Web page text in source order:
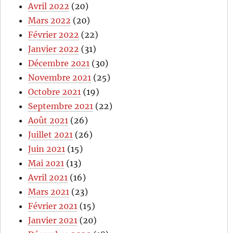
Avril 2022 (20)
Mars 2022 (20)
Février 2022 (22)
Janvier 2022 (31)
Décembre 2021 (30)
Novembre 2021 (25)
Octobre 2021 (19)
Septembre 2021 (22)
Août 2021 (26)
Juillet 2021 (26)
Juin 2021 (15)
Mai 2021 (13)
Avril 2021 (16)
Mars 2021 (23)
Février 2021 (15)
Janvier 2021 (20)